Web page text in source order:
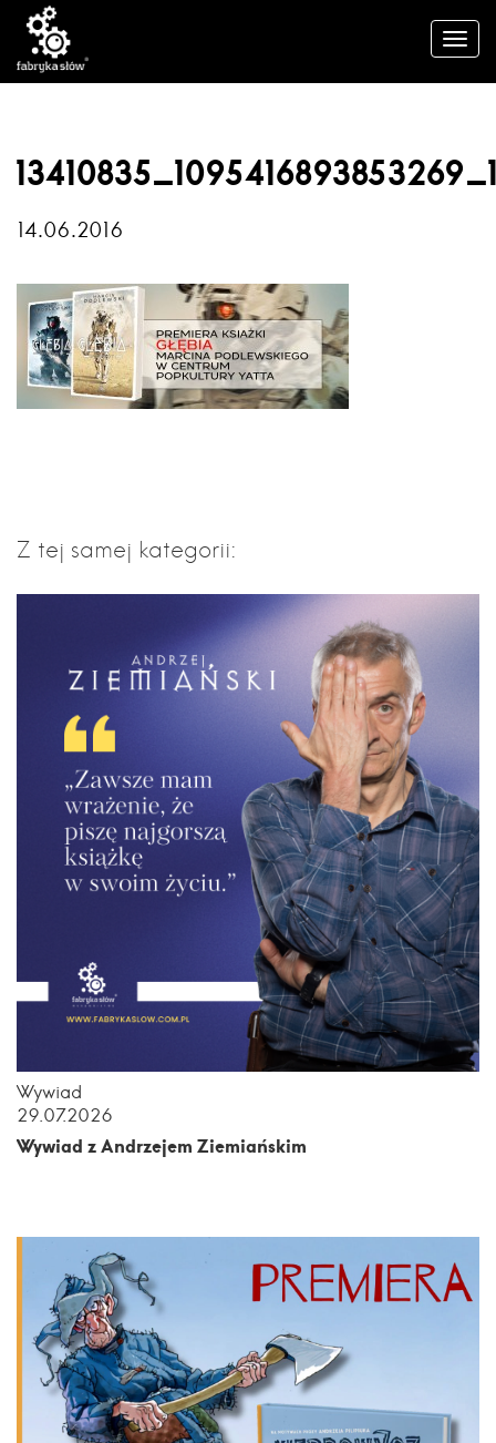
14.06.2016
Z tej samej kategorii:
Wywiad
29.07.2026
Wywiad z Andrzejem Ziemiańskim